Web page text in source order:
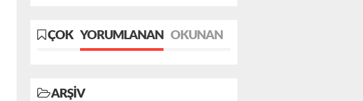
ÇOK YORUMLANAN OKUNAN
ARŞIV